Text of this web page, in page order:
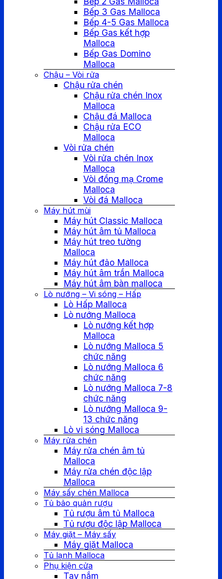
Bếp 3 Gas Malloca
Bếp 4-5 Gas Malloca
Bếp Gas kết hợp
Malloca
Bếp Gas Domino
Malloca
Chậu – Vòi rửa
Chậu rửa chén
Chậu rửa chén Inox
Malloca
Chậu đá Malloca
Chậu rửa ECO
Malloca
Vòi rửa chén
Vòi rửa chén Inox
Malloca
Vòi đồng mạ Crome
Malloca
Vòi đá Malloca
Máy hút mùi
Máy hút Classic Malloca
Máy hút âm tủ Malloca
Máy hút treo tường
Malloca
Máy hút đảo Malloca
Máy hút âm trần Malloca
Máy hút âm bàn malloca
Lò nướng – Vi sóng – Hấp
Lò Hấp Malloca
Lò nướng Malloca
Lò nướng kết hợp
Malloca
Lò nướng Malloca 5
chức năng
Lò nướng Malloca 6
chức năng
Lò nướng Malloca 7-8
chức năng
Lò nướng Malloca 9-
13 chức năng
Lò vi sóng Malloca
Máy rửa chén
Máy rửa chén âm tủ
Malloca
Máy rửa chén độc lập
Malloca
Máy sấy chén Malloca
Tủ bảo quản rượu
Tủ rượu âm tủ Malloca
Tủ rượu độc lập Malloca
Máy giặt – Máy sấy
Máy giặt Malloca
Tủ lạnh Malloca
Phụ kiện cửa
Tay nắm